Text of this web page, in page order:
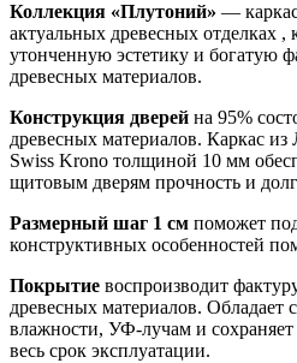
Коллекция «Плутоний» —
актуальных древесных отделках ,
утонченную эстетику и богатую
древесных материалов.
Конструкция дверей на 95%
древесных материалов. Каркас
Swiss Krono толщиной 10 мм
щитовым дверям прочность и
Размерный шаг 1 см поможет
конструктивных особенностей
Покрытие воспроизводит
древесных материалов.
влажности, УФ-лучам и
весь срок эксплуатации.